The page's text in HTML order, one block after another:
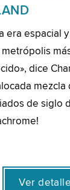
era espacial
dice
de siglo
Ver